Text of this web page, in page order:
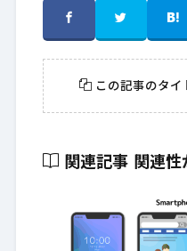
この記事のタイ
関連記事 関連